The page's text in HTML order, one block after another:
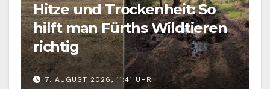
Hitze und Trockenheit: So
hilft man Fürths Wildtieren
richtig
7. AUGUST 2026, 11:41 UHR